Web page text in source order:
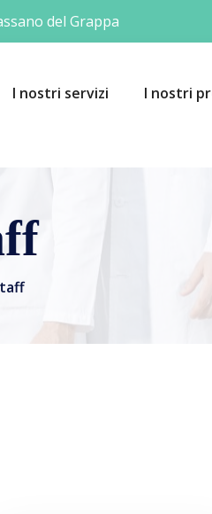
del Grappa
I nostri servizi I nostri